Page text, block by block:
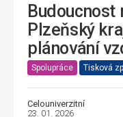
Budoucnost
Plzeňský
plánování
Spolupráce Tisková
Celouniverzitní
23. 01. 2026